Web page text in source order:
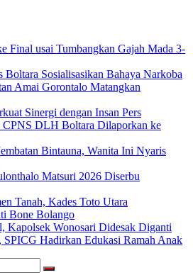
Final usai Tumbangkan Gajah Mada 3-
Boltara Sosialisasikan Bahaya Narkoba
Amai Gorontalo Matangkan
Sinergi dengan Insan Pers
DLH Boltara Dilaporkan ke
Bintauna, Wanita Ini Nyaris
Matsuri 2026 Diserbu
Tanah, Kades Toto Utara
Bone Bolango
Kapolsek Wonosari Didesak Diganti
Hadirkan Edukasi Ramah Anak